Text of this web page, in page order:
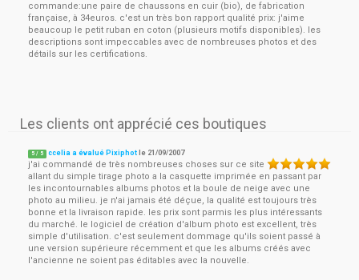
commande:une paire de chaussons en cuir (bio), de fabrication
française, à 34euros. c'est un très bon rapport qualité prix: j'aime
beaucoup le petit ruban en coton (plusieurs motifs disponibles). les
descriptions sont impeccables avec de nombreuses photos et des
détails sur les certifications.
Les clients ont apprécié ces boutiques
5 / 5 ccelia a évalué Pixiphot le 21/09/2007
j'ai commandé de très nombreuses choses sur ce site
allant du simple tirage photo a la casquette imprimée en passant par
les incontournables albums photos et la boule de neige avec une
photo au milieu. je n'ai jamais été déçue, la qualité est toujours très
bonne et la livraison rapide. les prix sont parmis les plus intéressants
du marché. le logiciel de création d'album photo est excellent, très
simple d'utilisation. c'est seulement dommage qu'ils soient passé à
une version supérieure récemment et que les albums créés avec
l'ancienne ne soient pas éditables avec la nouvelle.